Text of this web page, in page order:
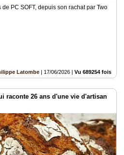
PC SOFT, depuis son rachat par Two
Latombe | 17/06/2026 | Vu 689254 fois
raconte 26 ans d'une vie d'artisan